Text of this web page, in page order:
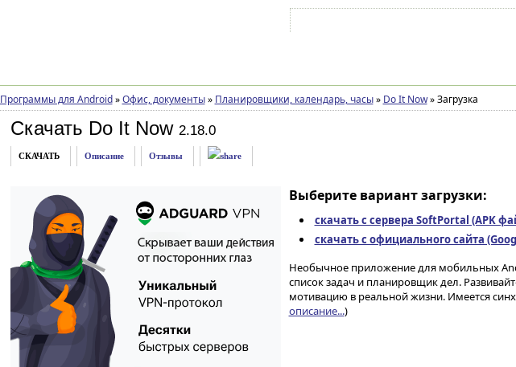
Программы для Android » Офис, документы » Планировщики, календарь, часы » Do It Now »Загрузка
Скачать Do It Now 2.18.0
СКАЧАТЬ Описание Отзывы
Выберите вариант загрузки:
скачать с сервера SoftPortal (APK
скачать с официального сайта
Необычное приложение для мобильных
список задач и планировщик дел.
мотивацию в реальной жизни. Имеется
описание...)